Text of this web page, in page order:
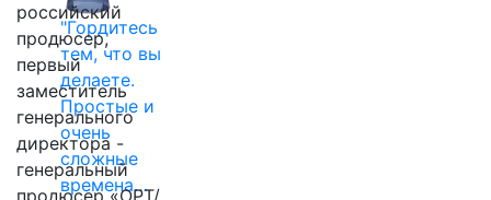
"Гордитесь
тем, что вы
делаете.
Простые и
очень
сложные
времена…
российский
продюсер,
первый
заместитель
генерального
директора -
генеральный
продюсер «ОРТ/